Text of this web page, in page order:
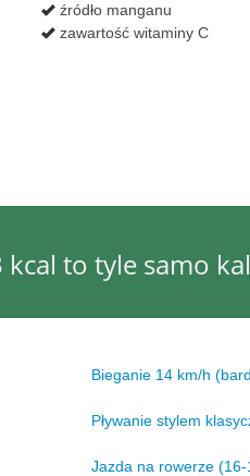
źródło manganu
zawartość witaminy C
to tyle samo
Bieganie 14 km/h
Pływanie stylem
Jazda na rowerze (16-